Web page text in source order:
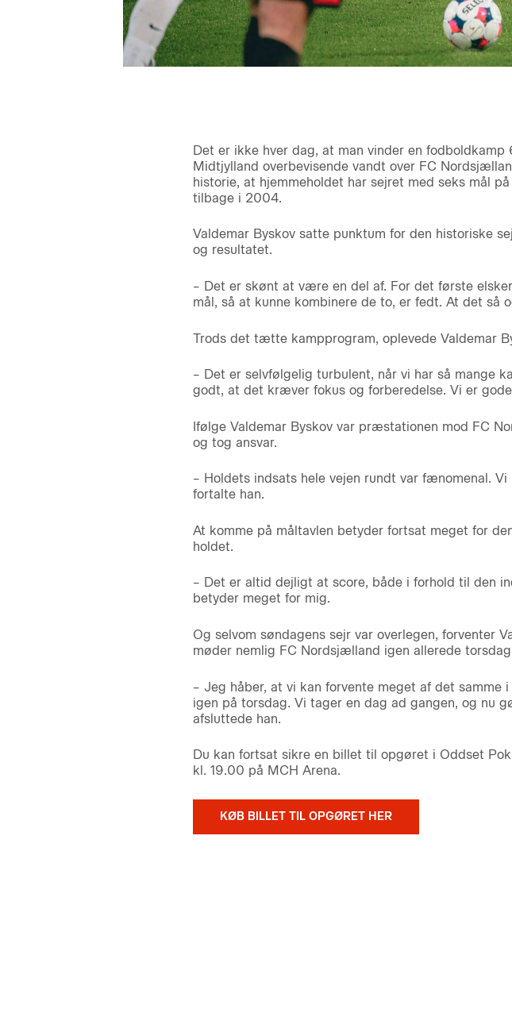
Det er ikke hver dag, at man vinder en
Midtjylland overbevisende vandt over FC
historie, at hjemmeholdet har sejret med seks mål
tilbage i 2004.
Valdemar Byskov satte punktum for den historiske
og resultatet.
– Det er skønt at være en del af. For det første
mål, så at kunne kombinere de to, er fedt. At det så
Trods det tætte kampprogram, oplevede Valdemar
– Det er selvfølgelig turbulent, når vi har så mange
godt, at det kræver fokus og forberedelse. Vi er
Ifølge Valdemar Byskov var præstationen mod FC
og tog ansvar.
– Holdets indsats hele vejen rundt var fænomenal.
fortalte han.
At komme på måltavlen betyder fortsat meget for
holdet.
– Det er altid dejligt at score, både i forhold til den
betyder meget for mig.
Og selvom søndagens sejr var overlegen, forventer
møder nemlig FC Nordsjælland igen allerede
– Jeg håber, at vi kan forvente meget af det
igen på torsdag. Vi tager en dag ad gangen, og nu
afsluttede han.
Du kan fortsat sikre en billet til opgøret i Oddset
kl. 19.00 på MCH Arena.
KØB BILLET TIL OPGØRET HER